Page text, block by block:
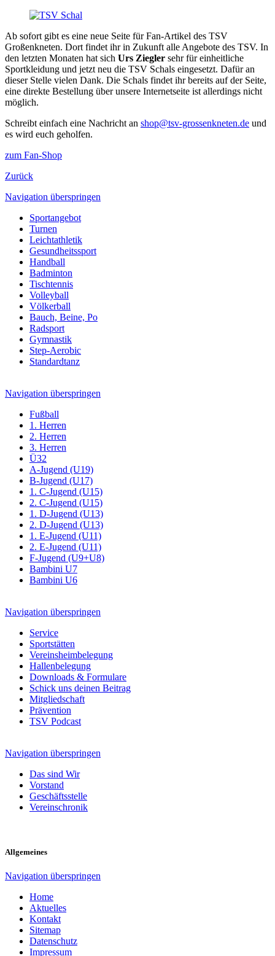
Ab sofort gibt es eine neue Seite für Fan-Artikel des TSV
Großenkneten. Dort findet ihr in Zukunft alle Angebote des TSV. In
den letzten Monaten hat sich Urs Ziegler sehr für einheitliche
Sportkleidung und jetzt neu die TSV Schals eingesetzt. Dafür an
dieser Stelle vielen Dank. Die Schals findet ihr bereits auf der Seite,
eine direkte Bestellung über unsere Internetseite ist allerdings nicht
möglich.
Schreibt einfach eine Nachricht an shop@tsv-grossenkneten.de und
es wird euch geholfen.
zum Fan-Shop
Zurück
Navigation überspringen
Sportangebot
Turnen
Leichtathletik
Gesundheitssport
Handball
Badminton
Tischtennis
Volleyball
Völkerball
Bauch, Beine, Po
Radsport
Gymnastik
Step-Aerobic
Standardtanz
Navigation überspringen
Fußball
1. Herren
2. Herren
3. Herren
Ü32
A-Jugend (U19)
B-Jugend (U17)
1. C-Jugend (U15)
2. C-Jugend (U15)
1. D-Jugend (U13)
2. D-Jugend (U13)
1. E-Jugend (U11)
2. E-Jugend (U11)
F-Jugend (U9+U8)
Bambini U7
Bambini U6
Navigation überspringen
Service
Sportstätten
Vereinsheimbelegung
Hallenbelegung
Downloads & Formulare
Schick uns deinen Beitrag
Mitgliedschaft
Prävention
TSV Podcast
Navigation überspringen
Das sind Wir
Vorstand
Geschäftsstelle
Vereinschronik
Allgemeines
Navigation überspringen
Home
Aktuelles
Kontakt
Sitemap
Datenschutz
Impressum